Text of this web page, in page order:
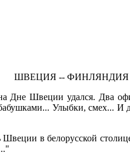
ШВЕЦИЯ -- ФИНЛЯНДИЯ
Дне Швеции удался. Два
Улыбки, смех... И
Швеции в белорусской